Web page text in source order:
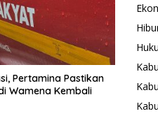
Pertamina Pastikan
Wamena Kembali